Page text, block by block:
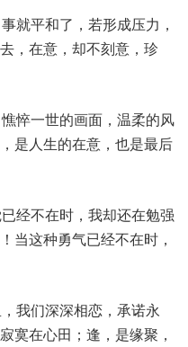
就平和了，若形成压力，
，在意，却不刻意，珍
悴一世的画面，温柔的风
是人生的在意，也是最后
经不在时，我却还在勉强
当这种勇气已经不在时，
我们深深相恋，承诺永
寞在心田；逢，是缘聚，